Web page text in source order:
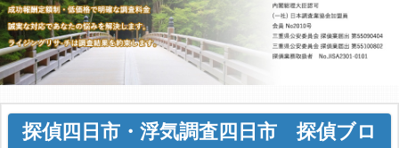
探偵四日市 ・ 浮気調査四日市 探偵ブロ